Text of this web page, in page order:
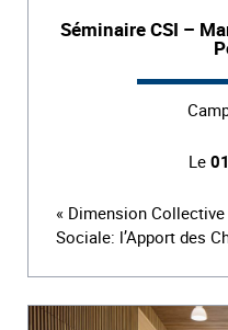
Séminaire CSI –
Le
« Dimension
Sociale: l’Apport des